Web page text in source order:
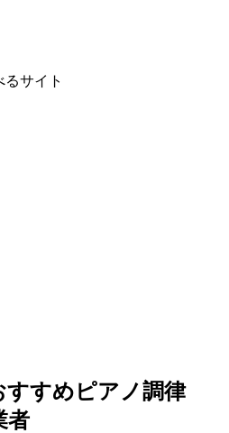
サイト
すすめピアノ調律
者